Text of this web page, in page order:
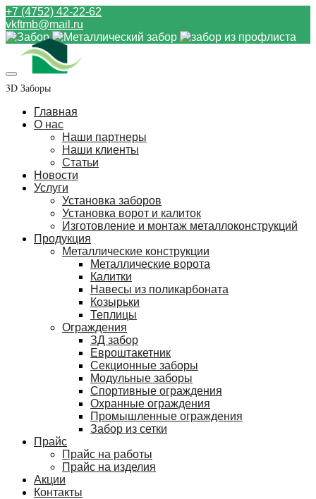
+7 (4752) 42-22-62
vkftmb@mail.ru
3D Заборы
Главная
О нас
Наши партнеры
Наши клиенты
Статьи
Новости
Услуги
Установка заборов
Установка ворот и калиток
Изготовление и монтаж металлоконструкций
Продукция
Металлические конструкции
Металлические ворота
Калитки
Навесы из поликарбоната
Козырьки
Теплицы
Ограждения
ЗД забор
Евроштакетник
Секционные заборы
Модульные заборы
Спортивные ограждения
Охранные ограждения
Промышленные ограждения
Забор из сетки
Прайс
Прайс на работы
Прайс на изделия
Акции
Контакты